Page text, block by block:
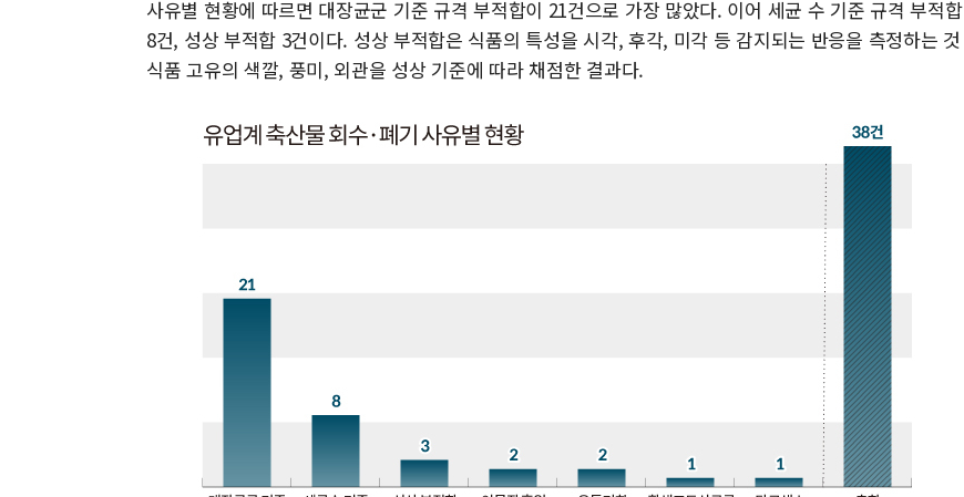
사유별 현황에 따르면 대장균군 기준 규격 부적합이 21건으로 가장 많았다. 이어 세균 수 기준 규격 부적합
8건, 성상 부적합 3건이다. 성상 부적합은 식품의 특성을 시각, 후각, 미각 등 감지되는 반응을 측정하는 것
식품 고유의 색깔, 풍미, 외관을 성상 기준에 따라 채점한 결과다.